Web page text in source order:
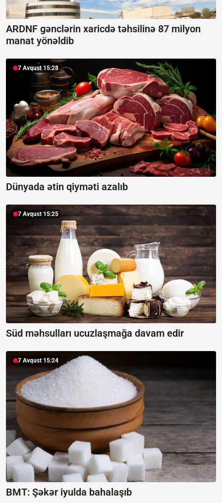
ARDNF gənclərin xaricdə təhsilinə 87 milyon
manat yönəldib
7 Avqust 15:28
Dünyada ətin qiyməti azalıb
7 Avqust 15:25
Süd məhsulları ucuzlaşmağa davam edir
7 Avqust 15:24
BMT: Şəkər iyulda bahalaşıb